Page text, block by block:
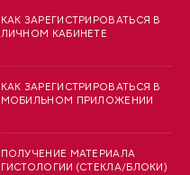
КАК ЗАРЕГИСТРИРОВАТЬСЯ В
ЛИЧНОМ КАБИНЕТЕ
КАК ЗАРЕГИСТРИРОВАТЬСЯ В
МОБИЛЬНОМ ПРИЛОЖЕНИИ
ПОЛУЧЕНИЕ МАТЕРИАЛА
ГИСТОЛОГИИ (СТЕКЛА/БЛОКИ)